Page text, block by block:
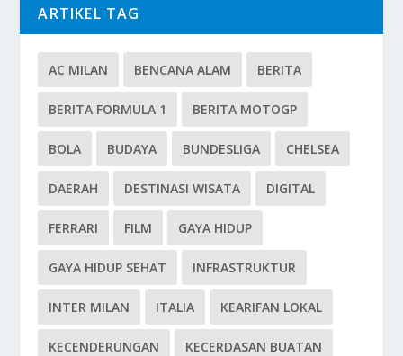
ARTIKEL TAG
AC MILAN BENCANA ALAM BERITA
BERITA FORMULA 1 BERITA MOTOGP
BOLA BUDAYA BUNDESLIGA CHELSEA
DAERAH DESTINASI WISATA DIGITAL
FERRARI FILM GAYA HIDUP
GAYA HIDUP SEHAT INFRASTRUKTUR
INTER MILAN ITALIA KEARIFAN LOKAL
KECENDERUNGAN KECERDASAN BUATAN